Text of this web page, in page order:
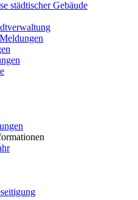
städtischer Gebäude